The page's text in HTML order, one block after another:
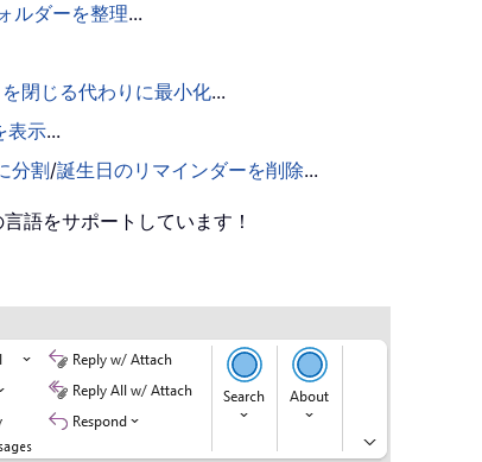
ルダーを整理...
閉じる代わりに最小化...
表示...
分割/誕生日のリマインダーを削除...
語をサポートしています！